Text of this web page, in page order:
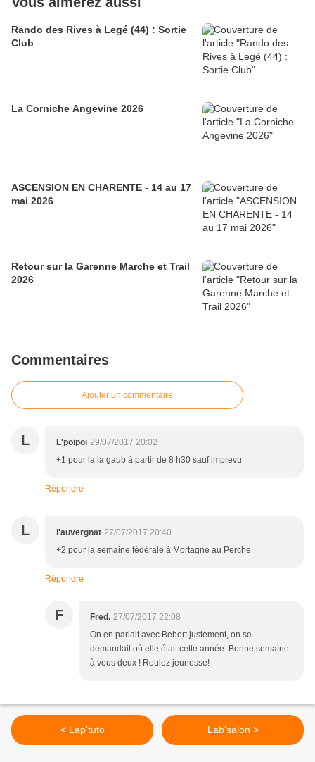
Rando des Rives à Legé (44) : Sortie
Club
La Corniche Angevine 2026
ASCENSION EN CHARENTE - 14 au 17
mai 2026
Retour sur la Garenne Marche et Trail
2026
Commentaires
Ajouter un commentaire
L L'poipoi 29/07/2017 20:02
+1 pour la la gaub à partir de 8 h30 sauf imprevu
Répondre
L l'auvergnat 27/07/2017 20:40
+2 pour la semaine fédérale à Mortagne au Perche
Répondre
F Fred. 27/07/2017 22:08
On en parlait avec Bebert justement, on se
demandait où elle était cette année. Bonne semaine
à vous deux ! Roulez jeunesse!
< Lap'tuto Lab'salon >